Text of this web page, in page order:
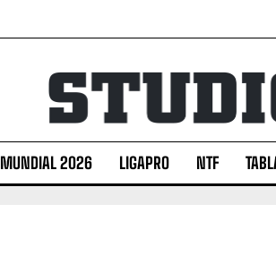
MUNDIAL 2026 LIGAPRO NTF